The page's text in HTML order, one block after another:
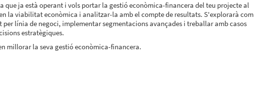
que ja està operant i vols portar la gestió econòmica-financera del teu projecte al
la viabilitat econòmica i analitzar-la amb el compte de resultats. S'explorarà com
línia de negoci, implementar segmentacions avançades i treballar amb casos
estratègiques.
millorar la seva gestió econòmica-financera.